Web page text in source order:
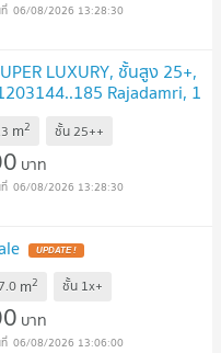
06/08/2026 13:28:30
LUXURY, ชั้นสูง 25+,
Rajadamri, 1
m2 ชั้น25++
บาท
06/08/2026 13:28:30
UPDATE !
m2 ชั้น 1x+
บาท
06/08/2026 13:06:00